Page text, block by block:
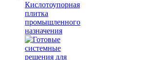
Кислотоупорная
плитка
промышленного
назначения